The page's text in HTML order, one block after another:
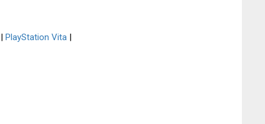
PlayStation Vita |